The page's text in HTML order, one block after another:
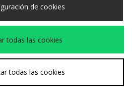
siguientes formas de pago
corporativa en www.jdplc.com
de cookies
todas las cookies
todas las cookies